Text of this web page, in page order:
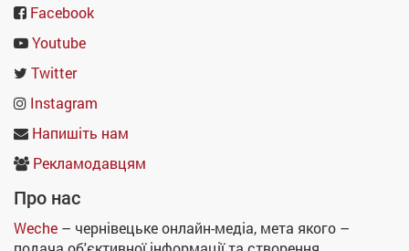
Facebook
Youtube
Twitter
Instagram
Напишіть нам
Рекламодавцям
Про нас
Weche – чернівецьке онлайн-медіа, мета якого –